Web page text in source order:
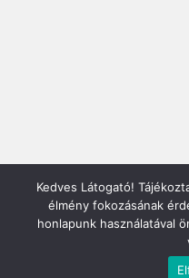
Mirland Lakberendezési
7100 Szekszárd, Fáy
E-mail cím:
Kedves Látogató!
élmény fokozásának
honlapunk használatával